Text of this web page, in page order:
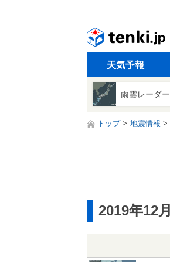
天気予報
雨雲レーダー
トップ 地震情報
2019年12